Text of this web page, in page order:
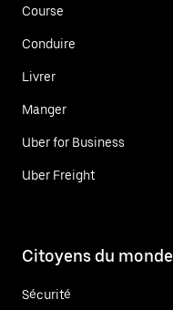
Course
Conduire
Livrer
Manger
Uber for Business
Uber Freight
Citoyens du monde
Sécurité